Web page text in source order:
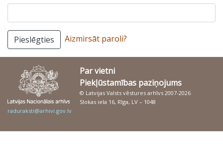
Pieslēgties Aizmirsāt paroli?
Par vietni
Piekļūstamības paziņojums
© Latvijas Valsts vēstures arhīvs 2007-2026
Slokas iela 16, Rīga, LV – 1048
raduraksti@arhivi.gov.lv